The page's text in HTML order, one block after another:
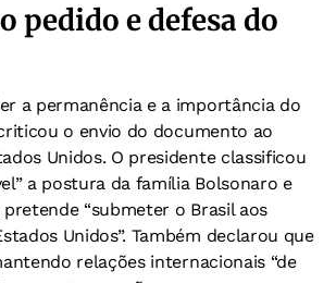
pedido e defesa do
a permanência e a importância do
o envio do documento ao
Unidos. O presidente classificou
a postura da família Bolsonaro e
“submeter o Brasil aos
Unidos”. Também declarou que
relações internacionais “de